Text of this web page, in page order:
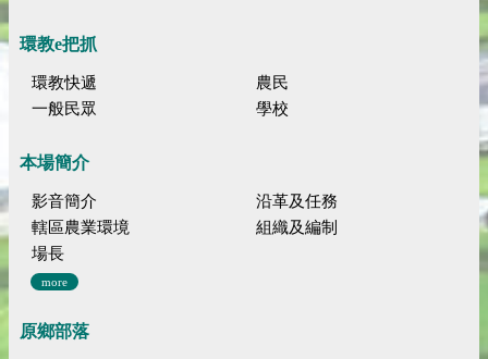
環教e把抓
環教快遞
農民
一般民眾
學校
本場簡介
影音簡介
沿革及任務
轄區農業環境
組織及編制
場長
more
原鄉部落